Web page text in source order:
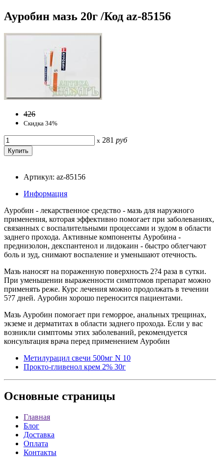
Ауробин мазь 20г /Код az-85156
426
Скидка 34%
x 281 руб
Артикул: az-85156
Информация
Ауробин - лекарственное средство - мазь для наружного
применения, которая эффективно помогает при заболеваниях,
связанных с воспалительными процессами и зудом в области
заднего прохода. Активные компоненты Ауробина -
преднизолон, декспантенол и лидокаин - быстро облегчают
боль и зуд, снимают воспаление и уменьшают отечность.
Мазь наносят на пораженную поверхность 2?4 раза в сутки.
При уменьшении выраженности симптомов препарат можно
применять реже. Курс лечения можно продолжать в течении
5?7 дней. Ауробин хорошо переносится пациентами.
Мазь Ауробин помогает при геморрое, анальных трещинах,
экземе и дерматитах в области заднего прохода. Если у вас
возникли симптомы этих заболеваний, рекомендуется
консультация врача перед применением Ауробин
Метилурацил свечи 500мг N 10
Прокто-гливенол крем 2% 30г
Основные страницы
Главная
Блог
Доставка
Оплата
Контакты